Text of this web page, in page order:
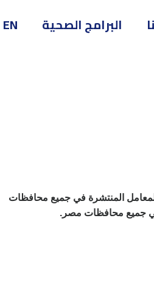
البرامج الصحية EN
المنتشرة في جميع محافظات
في جميع محافظات مصر.